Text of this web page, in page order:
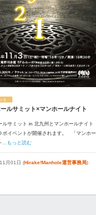
ト
ルサミット×マンホールナイト
ルサミット in 北九州とマンホールナイト
ボイベントが開催されます。 「マンホー
...もっと読む
月01日 (Hirake!Manhole運営事務局)